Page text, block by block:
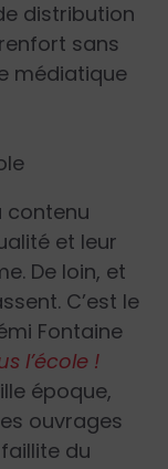
distribution
sans
médiatique
contenu
et leur
De loin, et
C’est le
Fontaine
l’école !
époque,
ouvrages
du